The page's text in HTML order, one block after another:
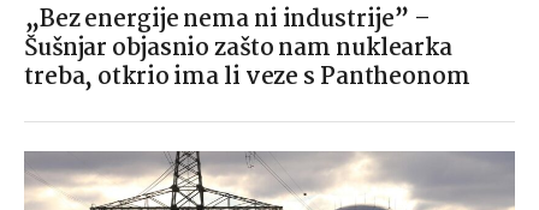
„Bez energije nema ni industrije” –
Šušnjar objasnio zašto nam nuklearka
treba, otkrio ima li veze s Pantheonom